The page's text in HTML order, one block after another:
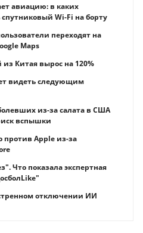
авиацию: в каких
Wi-Fi на борту
переходят на
Maps
Китая вырос на 120%
видеть следующим
из-за салата в США
вспышки
против Apple из-за
Что показала экспертная
отключении ИИ